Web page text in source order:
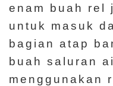
enam buah rel
untuk masuk
bagian atap
buah saluran
menggunakan